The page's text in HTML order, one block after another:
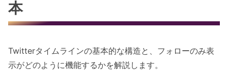
本
Twitterタイムラインの基本的な構造と、フォローのみ表
示がどのように機能するかを解説します。